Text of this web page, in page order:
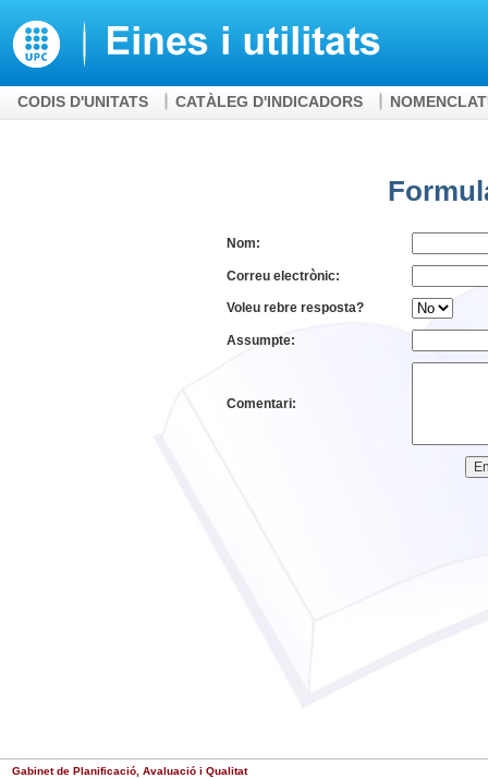
CODIS D'UNITATS CATÀLEG D'INDICADORS
Nom:
Correu electrònic:
Voleu rebre resposta?
Assumpte:
Comentari:
Gabinet de Planificació, Avaluació i Qualitat